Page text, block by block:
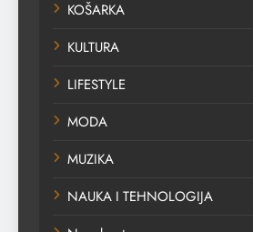
KOŠARKA
KULTURA
LIFESTYLE
MODA
MUZIKA
NAUKA I TEHNOLOGIJA